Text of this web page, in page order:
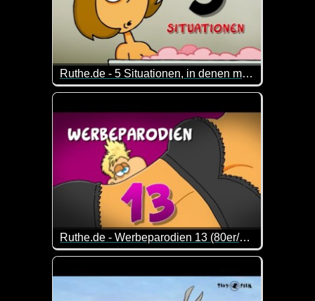
Ruthe.de - 5 Situationen, in denen man NICHT möchte, dass der Weihnachtsmann kommt
Das sind wirklich Situationen, in denen man den
Ruthe.de - Werbeparodien 13 (80er/90er Special)
Da werden Erinnerungen wach :-) Mit Sicherheit